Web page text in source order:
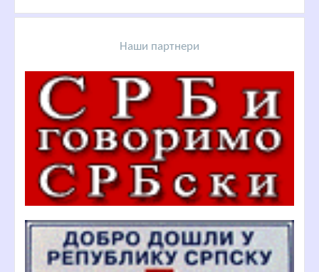
Наши партнери